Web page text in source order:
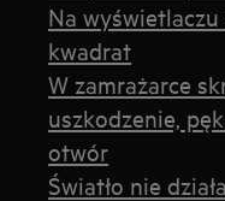
Na
kwadrat
W zamrażarce
uszkodzenie,
otwór
Światło nie